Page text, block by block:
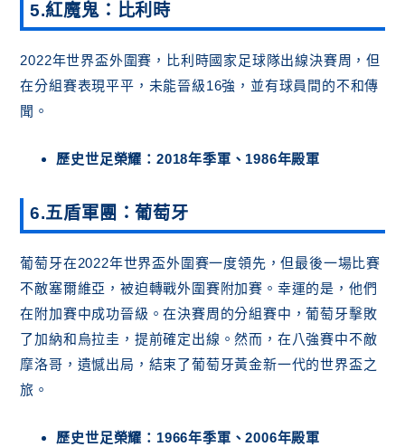
5.紅魔鬼：比利時
2022年世界盃外圍賽，比利時國家足球隊出線決賽周，但
在分組賽表現平平，未能晉級16強，並有球員間的不和傳
聞。
歷史世足榮耀：2018年季軍、1986年殿軍
6.五盾軍團：葡萄牙
葡萄牙在2022年世界盃外圍賽一度領先，但最後一場比賽
不敵塞爾維亞，被迫轉戰外圍賽附加賽。幸運的是，他們
在附加賽中成功晉級。在決賽周的分組賽中，葡萄牙擊敗
了加納和烏拉圭，提前確定出線。然而，在八強賽中不敵
摩洛哥，遺憾出局，結束了葡萄牙黃金新一代的世界盃之
旅。
歷史世足榮耀：1966年季軍、2006年殿軍